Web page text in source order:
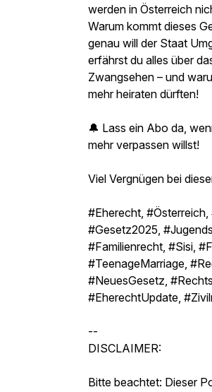
werden in Österreich
Warum kommt dieses
genau will der Staat
erfährst du alles über
Zwangsehen – und
mehr heiraten dürften!
🔔 Lass ein Abo da,
mehr verpassen willst!
Viel Vergnügen bei
#Eherecht,
#Gesetz2025,
#Familienrecht, #Sisi,
#TeenageMarriage,
#NeuesGesetz,
#EherechtUpdate,
--
DISCLAIMER:
Bitte beachtet: Dieser